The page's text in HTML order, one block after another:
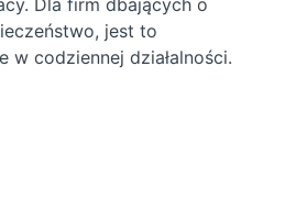
Dla firm dbających o
jest to
w codziennej działalności.